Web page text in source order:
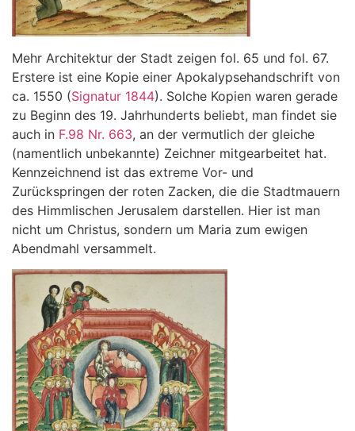
Mehr Architektur der Stadt zeigen fol. 65 und fol. 67.
Erstere ist eine Kopie einer Apokalypsehandschrift von
ca. 1550 (Signatur 1844). Solche Kopien waren gerade
zu Beginn des 19. Jahrhunderts beliebt, man findet sie
auch in F.98 Nr. 663, an der vermutlich der gleiche
(namentlich unbekannte) Zeichner mitgearbeitet hat.
Kennzeichnend ist das extreme Vor- und
Zurückspringen der roten Zacken, die die Stadtmauern
des Himmlischen Jerusalem darstellen. Hier ist man
nicht um Christus, sondern um Maria zum ewigen
Abendmahl versammelt.